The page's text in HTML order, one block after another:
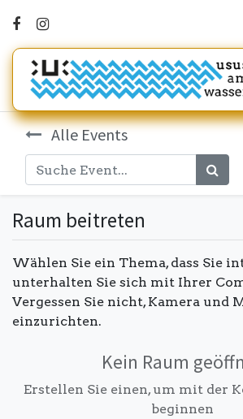
Alle Events
Raum beitreten
Wählen Sie ein Thema, dass Sie
unterhalten Sie sich mit Ihrer
Vergessen Sie nicht, Kamera und
einzurichten.
Kein Raum
Erstellen Sie einen, um mit der
beginnen